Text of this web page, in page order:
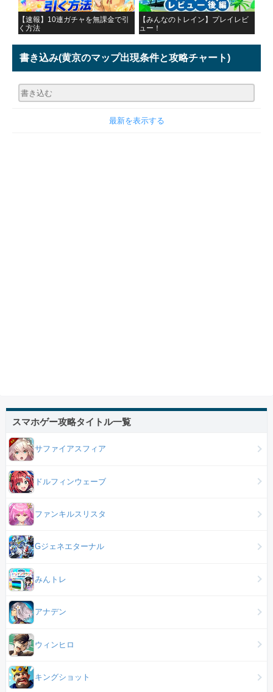
【速報】10連ガチャを無課金で引
く方法
【みんなのトレイン】プレイレビ
ュー！
書き込み(黄京のマップ出現条件と攻略チャート)
最新を表示する
スマホゲー攻略タイトル一覧
サファイアスフィア
ドルフィンウェーブ
ファンキルスリスタ
Gジェネエターナル
みんトレ
アナデン
ウィンヒロ
キングショット